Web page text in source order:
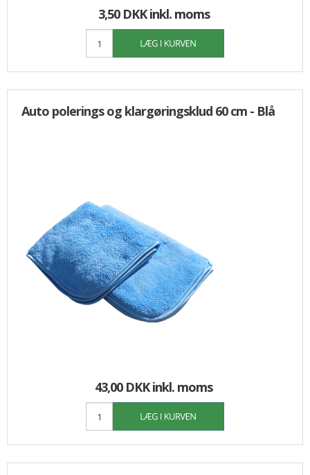
3,50 DKKinkl. moms
Auto polerings og klargøringsklud 60 cm - Blå
43,00 DKKinkl. moms